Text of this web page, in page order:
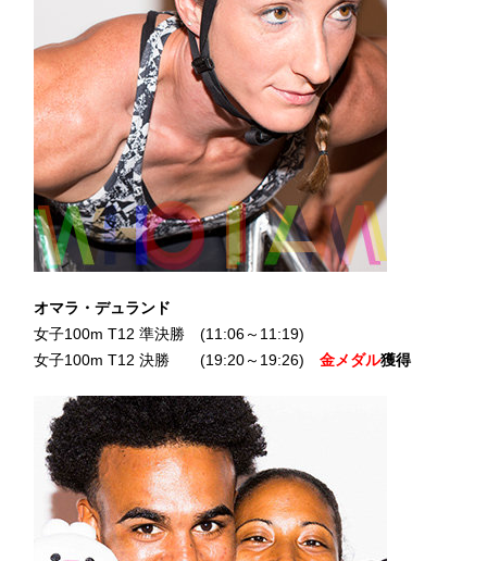
オマラ・デュランド
女子100m T12 準決勝 (11:06～11:19)
女子100m T12 決勝 (19:20～19:26)金メダル獲得